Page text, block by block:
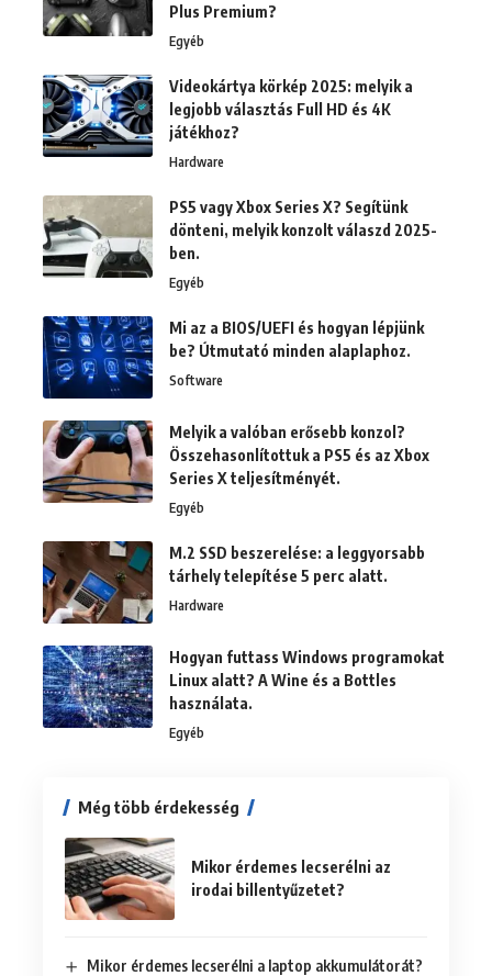
Plus Premium?
Egyéb
Videokártya körkép 2025: melyik a
legjobb választás Full HD és 4K
játékhoz?
Hardware
PS5 vagy Xbox Series X? Segítünk
dönteni, melyik konzolt válaszd 2025-
ben.
Egyéb
Mi az a BIOS/UEFI és hogyan lépjünk
be? Útmutató minden alaplaphoz.
Software
Melyik a valóban erősebb konzol?
Összehasonlítottuk a PS5 és az Xbox
Series X teljesítményét.
Egyéb
M.2 SSD beszerelése: a leggyorsabb
tárhely telepítése 5 perc alatt.
Hardware
Hogyan futtass Windows programokat
Linux alatt? A Wine és a Bottles
használata.
Egyéb
Még több érdekesség
Mikor érdemes lecserélni az
irodai billentyűzetet?
Mikor érdemes lecserélni a laptop akkumulátorát?